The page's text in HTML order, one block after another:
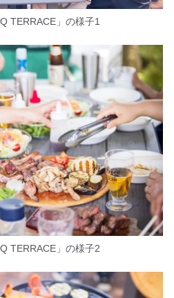
TERRACE」の様子1
TERRACE」の様子2